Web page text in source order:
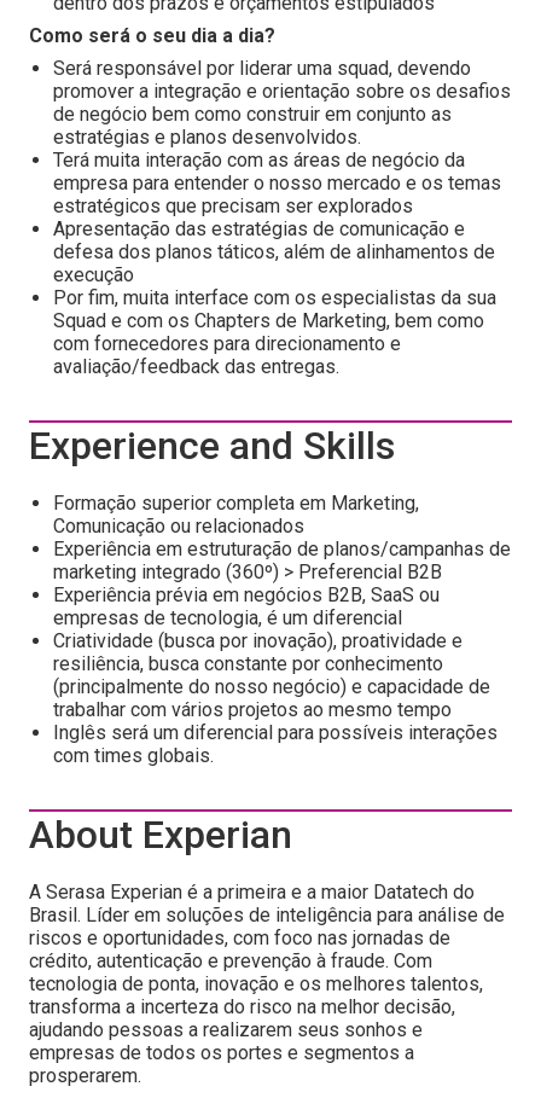
Como será o seu dia a dia?
Será responsável por liderar uma squad, devendo
promover a integração e orientação sobre os desafios
de negócio bem como construir em conjunto as
estratégias e planos desenvolvidos.
Terá muita interação com as áreas de negócio da
empresa para entender o nosso mercado e os temas
estratégicos que precisam ser explorados
Apresentação das estratégias de comunicação e
defesa dos planos táticos, além de alinhamentos de
execução
Por fim, muita interface com os especialistas da sua
Squad e com os Chapters de Marketing, bem como
com fornecedores para direcionamento e
avaliação/feedback das entregas.
Experience and Skills
Formação superior completa em Marketing,
Comunicação ou relacionados
Experiência em estruturação de planos/campanhas de
marketing integrado (360º) > Preferencial B2B
Experiência prévia em negócios B2B, SaaS ou
empresas de tecnologia, é um diferencial
Criatividade (busca por inovação), proatividade e
resiliência, busca constante por conhecimento
(principalmente do nosso negócio) e capacidade de
trabalhar com vários projetos ao mesmo tempo
Inglês será um diferencial para possíveis interações
com times globais.
About Experian
A Serasa Experian é a primeira e a maior Datatech do
Brasil. Líder em soluções de inteligência para análise de
riscos e oportunidades, com foco nas jornadas de
crédito, autenticação e prevenção à fraude. Com
tecnologia de ponta, inovação e os melhores talentos,
transforma a incerteza do risco na melhor decisão,
ajudando pessoas a realizarem seus sonhos e
empresas de todos os portes e segmentos a
prosperarem.